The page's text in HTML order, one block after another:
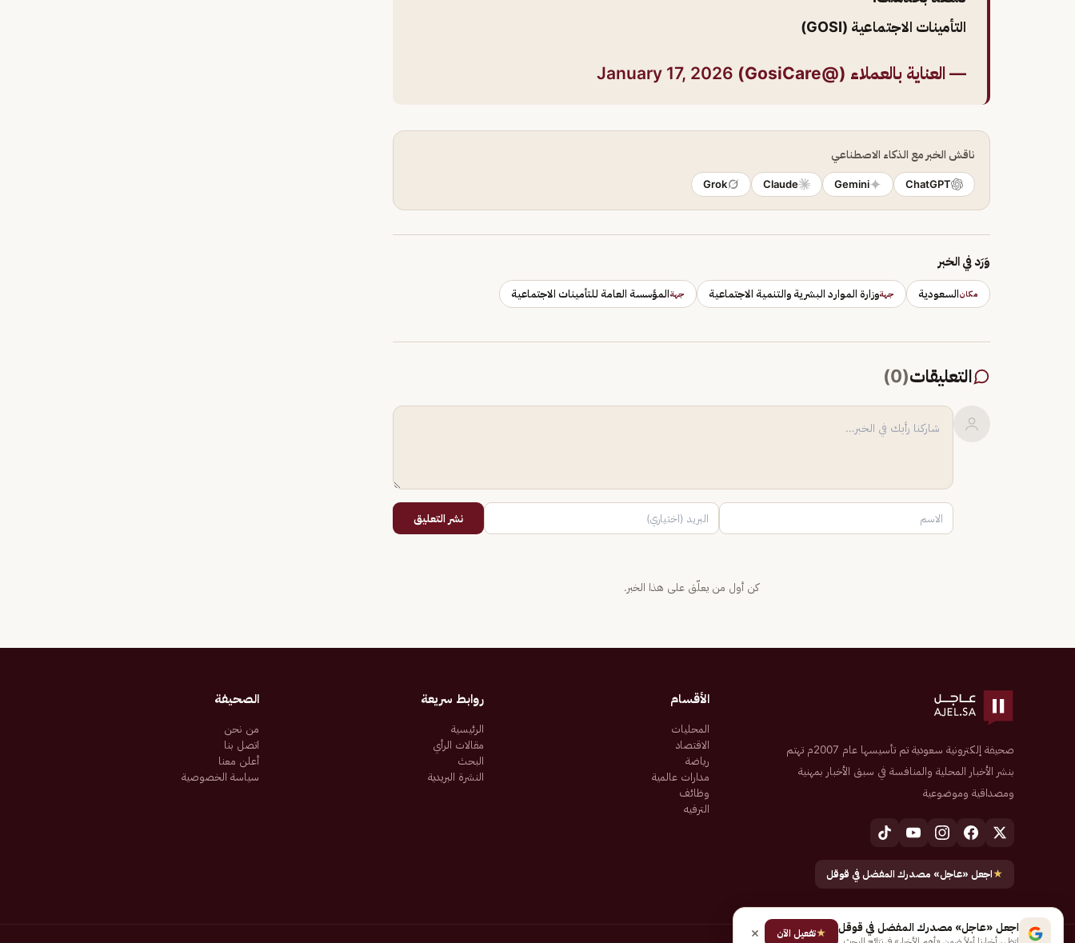
التأمينات الاجتماعية (GOSI)
— العناية بالعملاء (@GosiCare) January 17, 2026
ناقش الخبر مع الذكاء الاصطناعي
ChatGPT
Gemini
Claude
Grok
وَرَد في الخبر
مكانالسعودية جهةوزارة الموارد البشرية والتنمية الاجتماعية جهةالمؤسسة العامة للتأمينات الاجتماعية
التعليقات(
0
)
نشر التعليق
كن أول من يعلّق على هذا الخبر.
صحيفة إلكترونية سعودية تم تأسيسها عام 2007م تهتم
بنشر الأخبار المحلية والمنافسة في سبق الأخبار بمهنية
ومصداقية وموضوعية
★اجعل «عاجل» مصدرك المفضل في قوقل
الأقسام
المحليات
الاقتصاد
رياضة
مدارات عالمية
وظائف
الترفيه
روابط سريعة
الرئيسية
مقالات الرأي
البحث
النشرة البريدية
الصحيفة
من نحن
اتصل بنا
أعلن معنا
سياسة الخصوصية
اجعل «عاجل» مصدرك المفضل في قوقل ★تفعيل الآن